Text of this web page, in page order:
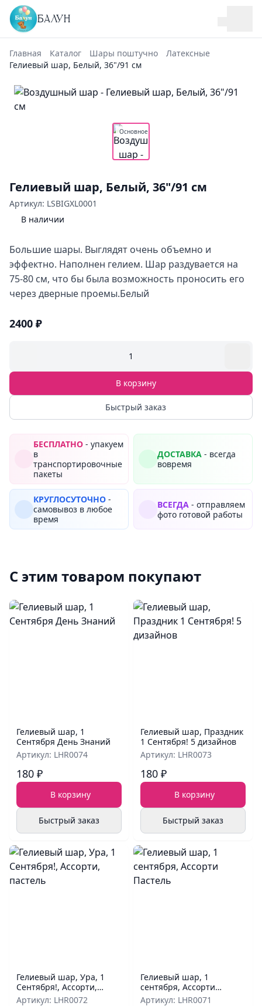
БАЛУН
Главная Каталог Шары поштучно
Латексные
Гелиевый шар, Белый, 36"/91 см
Основное
Гелиевый шар, Белый, 36"/91 см
Артикул: LSBIGXL0001
В наличии
Большие шары. Выглядят очень объемно и
эффектно. Наполнен гелием. Шар раздувается на
75-80 см, что бы была возможность проносить его
через дверные проемы.Белый
2400 ₽
1
В корзину
Быстрый заказ
БЕСПЛАТНО - упакуем
в
транспортировочные
пакеты
ДОСТАВКА - всегда
вовремя
КРУГЛОСУТОЧНО -
самовывоз в любое
время
ВСЕГДА - отправляем
фото готовой работы
С этим товаром покупают
Гелиевый шар, 1
Сентября День Знаний
Артикул: LHR0074
180 ₽
В корзину
Быстрый заказ
Гелиевый шар, Праздник
1 Сентября! 5 дизайнов
Артикул: LHR0073
180 ₽
В корзину
Быстрый заказ
Гелиевый шар, Ура, 1
Сентября!, Ассорти,
пастель
Артикул: LHR0072
Гелиевый шар, 1
сентября, Ассорти
Пастель
Артикул: LHR0071